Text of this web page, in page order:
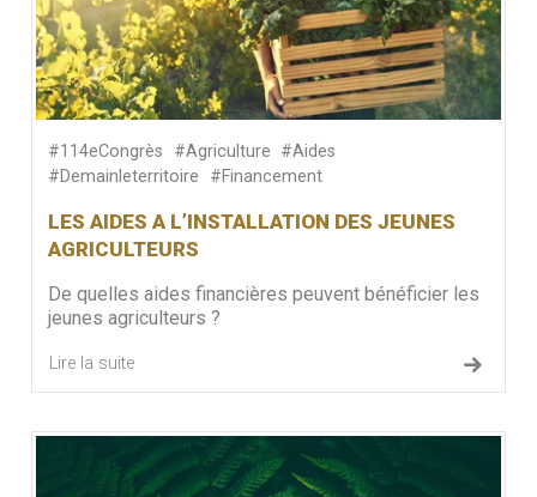
#114eCongrès #Agriculture #Aides
#Demainleterritoire
#Financement
LES AIDES A L’INSTALLATION DES JEUNES
AGRICULTEURS
De quelles aides financières peuvent bénéficier les
jeunes agriculteurs ?
Lire la suite